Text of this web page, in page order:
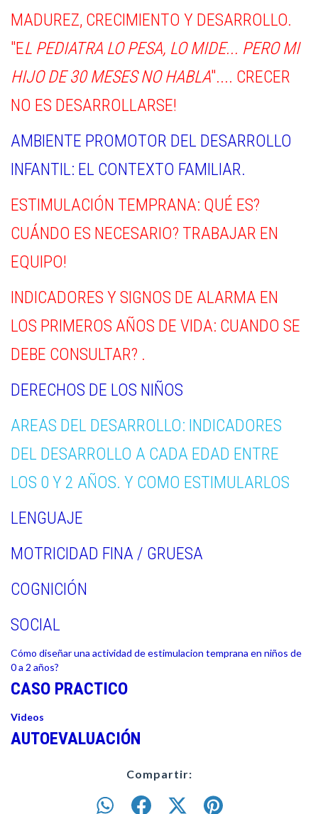
MADUREZ, CRECIMIENTO Y DESARROLLO.
"EL PEDIATRA LO PESA, LO MIDE... PERO MI
HIJO DE 30 MESES NO HABLA".... CRECER
NO ES DESARROLLARSE!
AMBIENTE PROMOTOR DEL DESARROLLO
INFANTIL: EL CONTEXTO FAMILIAR.
ESTIMULACIÓN TEMPRANA: QUÉ ES?
CUÁNDO ES NECESARIO? TRABAJAR EN
EQUIPO!
INDICADORES Y SIGNOS DE ALARMA EN
LOS PRIMEROS AÑOS DE VIDA: CUANDO SE
DEBE CONSULTAR? .
DERECHOS DE LOS NIÑOS
AREAS DEL DESARROLLO: INDICADORES
DEL DESARROLLO A CADA EDAD ENTRE
LOS 0 Y 2 AÑOS. Y COMO ESTIMULARLOS
LENGUAJE
MOTRICIDAD FINA / GRUESA
COGNICIÓN
SOCIAL
Cómo diseñar una actividad de estimulacion temprana en niños de
0 a 2 años?
CASO PRACTICO
Videos
AUTOEVALUACIÓN
Compartir: